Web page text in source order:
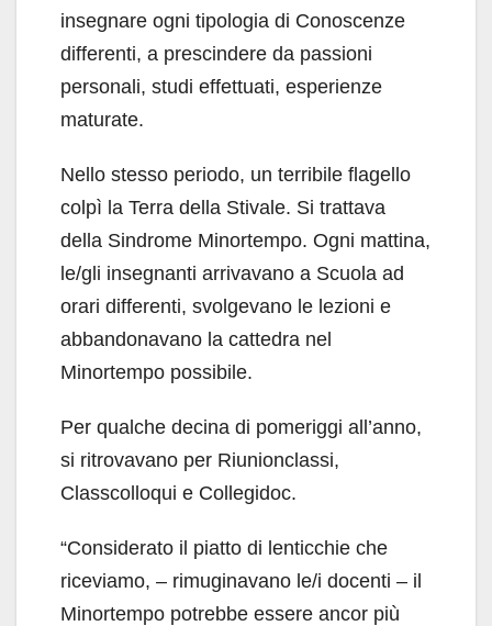
insegnare ogni tipologia di Conoscenze
differenti, a prescindere da passioni
personali, studi effettuati, esperienze
maturate.
Nello stesso periodo, un terribile flagello
colpì la Terra della Stivale. Si trattava
della Sindrome Minortempo. Ogni mattina,
le/gli insegnanti arrivavano a Scuola ad
orari differenti, svolgevano le lezioni e
abbandonavano la cattedra nel
Minortempo possibile.
Per qualche decina di pomeriggi all’anno,
si ritrovavano per Riunionclassi,
Classcolloqui e Collegidoc.
“Considerato il piatto di lenticchie che
riceviamo, – rimuginavano le/i docenti – il
Minortempo potrebbe essere ancor più